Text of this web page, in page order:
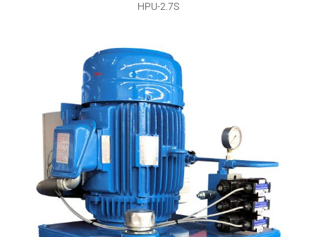
HPU-2.7S